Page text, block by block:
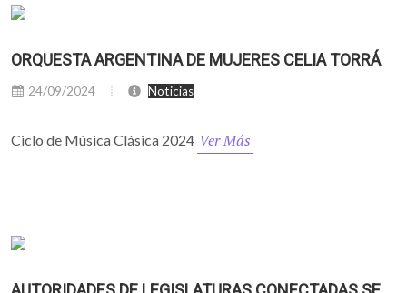
ORQUESTA ARGENTINA DE MUJERES CELIA TORRÁ
24/09/2024 Noticias
Ciclo de Música Clásica 2024 Ver Más